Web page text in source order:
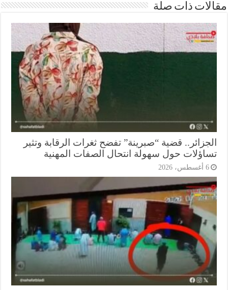
ذات صلة
قضية “صبرينة” تفضح ثغرات الرقابة وتثير
حول سهولة انتحال الصفات المهنية